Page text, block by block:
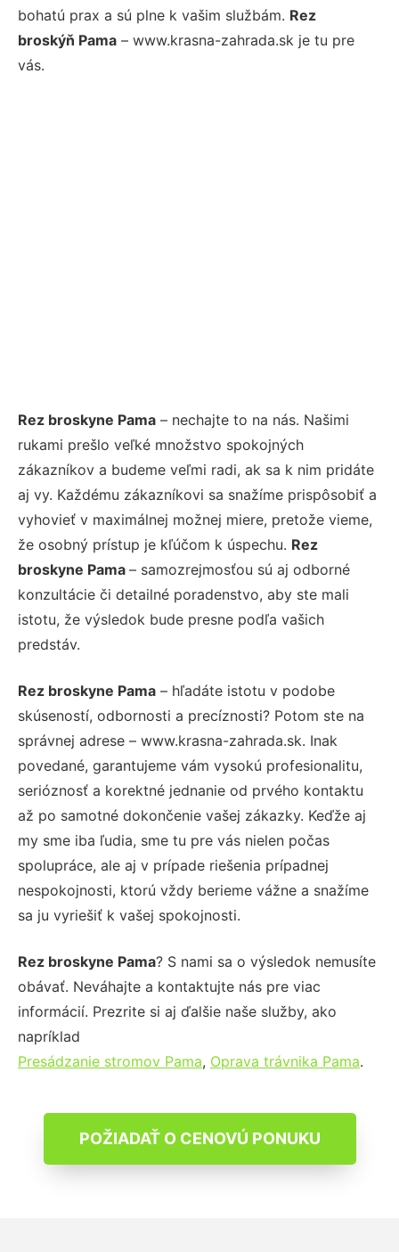
bohatú prax a sú plne k vašim službám. Rez
broskýň Pama – www.krasna-zahrada.sk je tu pre
vás.
Rez broskyne Pama – nechajte to na nás. Našimi
rukami prešlo veľké množstvo spokojných
zákazníkov a budeme veľmi radi, ak sa k nim pridáte
aj vy. Každému zákazníkovi sa snažíme prispôsobiť a
vyhovieť v maximálnej možnej miere, pretože vieme,
že osobný prístup je kľúčom k úspechu. Rez
broskyne Pama – samozrejmosťou sú aj odborné
konzultácie či detailné poradenstvo, aby ste mali
istotu, že výsledok bude presne podľa vašich
predstáv.
Rez broskyne Pama – hľadáte istotu v podobe
skúseností, odbornosti a precíznosti? Potom ste na
správnej adrese – www.krasna-zahrada.sk. Inak
povedané, garantujeme vám vysokú profesionalitu,
serióznosť a korektné jednanie od prvého kontaktu
až po samotné dokončenie vašej zákazky. Keďže aj
my sme iba ľudia, sme tu pre vás nielen počas
spolupráce, ale aj v prípade riešenia prípadnej
nespokojnosti, ktorú vždy berieme vážne a snažíme
sa ju vyriešiť k vašej spokojnosti.
Rez broskyne Pama? S nami sa o výsledok nemusíte
obávať. Neváhajte a kontaktujte nás pre viac
informácií. Prezrite si aj ďalšie naše služby, ako
napríklad
Presádzanie stromov Pama, Oprava trávnika Pama.
POŽIADAŤ O CENOVÚ PONUKU